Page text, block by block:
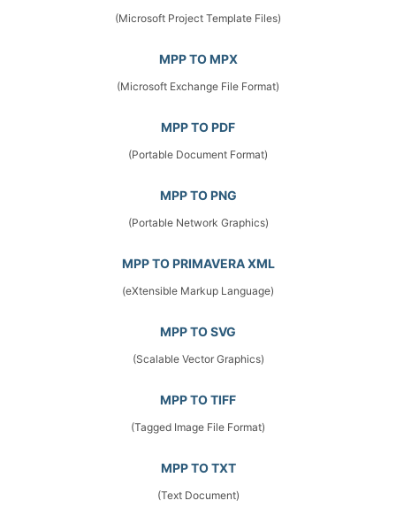
(Microsoft Project Template Files)
MPP TO MPX
(Microsoft Exchange File Format)
MPP TO PDF
(Portable Document Format)
MPP TO PNG
(Portable Network Graphics)
MPP TO PRIMAVERA XML
(eXtensible Markup Language)
MPP TO SVG
(Scalable Vector Graphics)
MPP TO TIFF
(Tagged Image File Format)
MPP TO TXT
(Text Document)